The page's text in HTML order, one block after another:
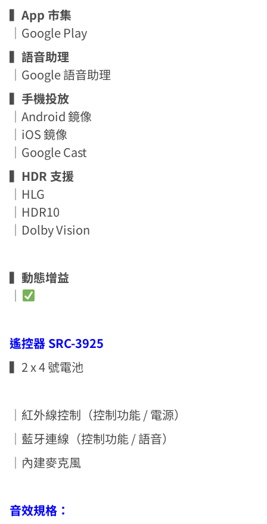
▍App 市集
｜Google Play
▍語音助理
｜Google 語音助理
▍手機投放
｜Android 鏡像
｜iOS 鏡像
｜Google Cast
▍HDR 支援
｜HLG
｜HDR10
｜Dolby Vision
▍動態增益
｜
遙控器 SRC-3925
▍2 x 4 號電池
｜紅外線控制（控制功能 / 電源）
｜藍牙連線（控制功能 / 語音）
｜內建麥克風
音效規格：